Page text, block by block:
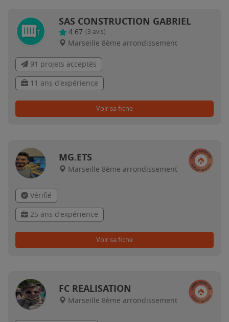
SAS CONSTRUCTION GABRIEL
4.67 (3 avis)
Marseille 8ème arrondissement
91 projets acceptés
11 ans d'expérience
Voir sa fiche
MG.ETS
Marseille 8ème arrondissement
Vérifié
25 ans d'expérience
Voir sa fiche
FC REALISATION
Marseille 8ème arrondissement